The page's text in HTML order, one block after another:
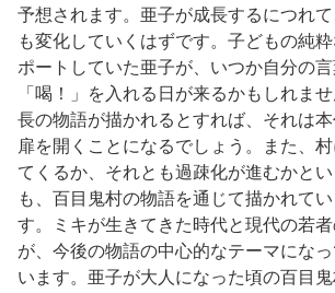
予想されます。亜子が成長するにつれ
も変化していくはずです。子どもの純
ポートしていた亜子が、いつか自分の
「喝！」を入れる日が来るかもしれま
長の物語が描かれるとすれば、それは
扉を開くことになるでしょう。また、
てくるか、それとも過疎化が進むかと
も、百目鬼村の物語を通じて描かれて
す。ミキが生きてきた時代と現代の若
が、今後の物語の中心的なテーマにな
います。亜子が大人になった頃の百目